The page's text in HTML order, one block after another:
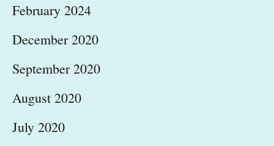
February 2024
December 2020
September 2020
August 2020
July 2020